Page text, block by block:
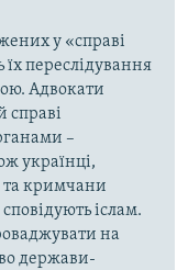
у «справі
переслідування
Адвокати
справі
–
українці,
та кримчани
іслам.
на
держави-